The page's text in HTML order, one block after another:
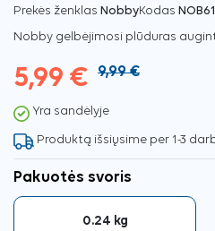
Prekės ženklas NobbyKodas
Nobby gelbėjimosi plūduras
5,99 € 9,99 €
Yra sandėlyje
Produktą išsiųsime per 1-3
Pakuotės svoris
0.24 kg